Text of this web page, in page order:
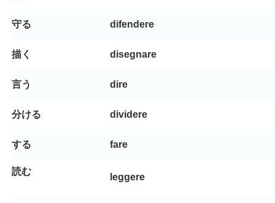
守る difendere
描く disegnare
言う dire
分ける dividere
する fare
読む
leggere